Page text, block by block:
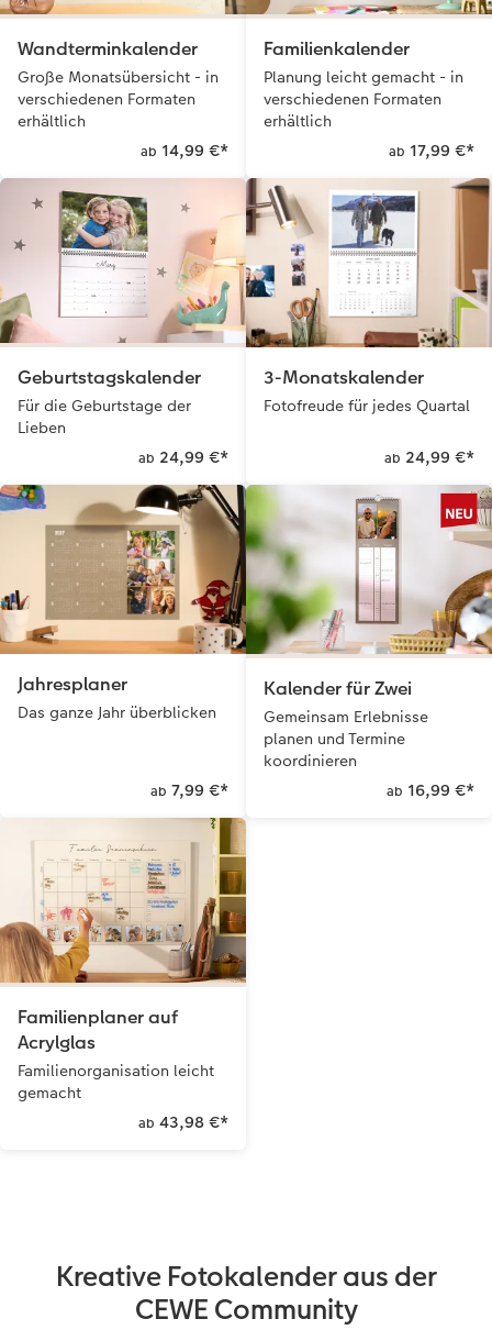
Wandterminkalender
Große Monatsübersicht - in
verschiedenen Formaten
erhältlich
ab 14,99 €*
Familienkalender
Planung leicht gemacht - in
verschiedenen Formaten
erhältlich
ab 17,99 €*
Geburtstagskalender
Für die Geburtstage der
Lieben
ab 24,99 €*
3-Monatskalender
Fotofreude für jedes Quartal
ab 24,99 €*
Jahresplaner
Das ganze Jahr überblicken
ab 7,99 €*
Kalender für Zwei
Gemeinsam Erlebnisse
planen und Termine
koordinieren
ab 16,99 €*
Familienplaner auf
Acrylglas
Familienorganisation leicht
gemacht
ab 43,98 €*
Kreative Fotokalender aus der
CEWE Community